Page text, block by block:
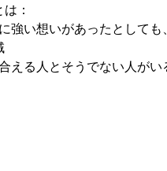
：
い想いがあったとしても
る人とそうでない人がい